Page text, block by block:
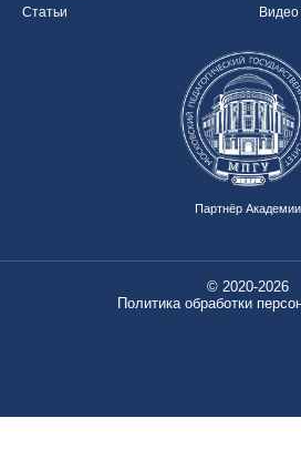
Статьи
Видео
Партнёр Академии
© 2020-2026
Политика обработки